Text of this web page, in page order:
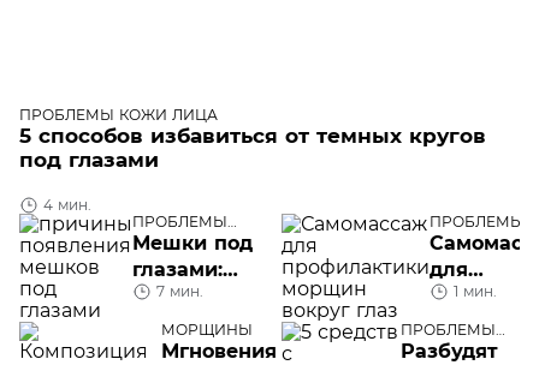
ПРОБЛЕМЫ КОЖИ ЛИЦА
5 способов избавиться от темных кругов
под глазами
4 мин.
ПРОБЛЕМЫ
КОЖИ ЛИЦА
Мешки под
глазами:
почему они
появляются
7 мин.
ПРОБЛЕМЫ
ЛИЦА
для
морщин
вокруг
1 мин.
МОРЩИНЫ
Мгновения
ПРОБЛЕМЫ
КОЖИ ЛИЦА
Разбудят